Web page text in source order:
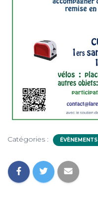
Catégories : ÉVÈNEMENTS